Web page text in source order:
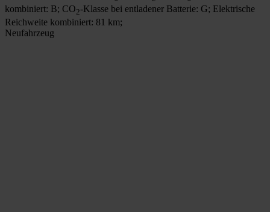
kombiniert: B; CO2-Klasse bei entladener Batterie: G; Elektrische
Reichweite kombiniert: 81 km;
Neufahrzeug